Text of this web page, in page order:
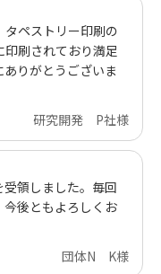
ペストリー印刷の
刷されており満足
りがとうございま
研究開発 P社様
領しました。毎回
後ともよろしくお
団体N K様